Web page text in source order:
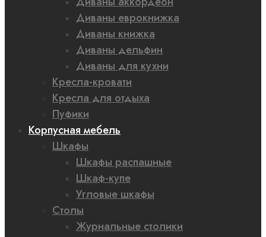
Диваны еврокнижка
Диваны книжка
Диваны дельфин
Диваны для кухни
Кресла-кровати
Кресла для отдыха
Пуфики
Корпусная мебель
Шкафы
Шкафы распашные
Шкаф-купе
Угловые шкафы
Столы
Журнальные столики